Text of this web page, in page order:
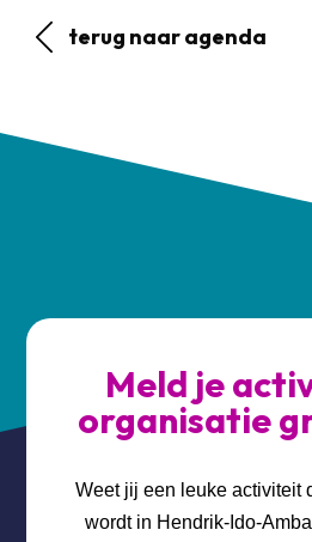
terug naar agenda
Meld je
organisatie
Weet jij een leuke activiteit
wordt in Hendrik-Ido-